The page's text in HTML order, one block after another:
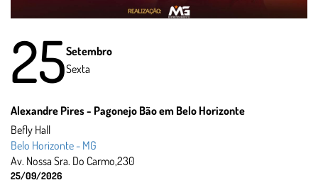
25Setembro
Sexta
Alexandre Pires - Pagonejo Bão em Belo Horizonte
Befly Hall
Belo Horizonte - MG
Av. Nossa Sra. Do Carmo,230
25/09/2026